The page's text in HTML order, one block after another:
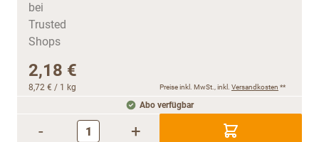
2,18 €
8,72 € / 1 kg Preise inkl. MwSt., inkl. Versandkosten **
Abo verfügbar
- +